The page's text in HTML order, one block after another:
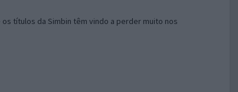
títulos da Simbin têm vindo a perder muito nos